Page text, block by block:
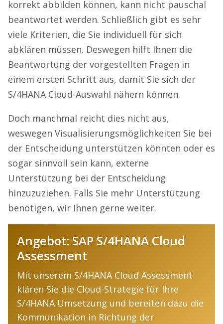
korrekt abbilden können, kann nicht pauschal
beantwortet werden. Schließlich gibt es sehr
viele Kriterien, die Sie individuell für sich
abklären müssen. Deswegen hilft Ihnen die
Beantwortung der vorgestellten Fragen in
einem ersten Schritt aus, damit Sie sich der
S/4HANA Cloud-Auswahl nähern können.
Doch manchmal reicht dies nicht aus,
weswegen Visualisierungsmöglichkeiten Sie bei
der Entscheidung unterstützen könnten oder es
sogar sinnvoll sein kann, externe
Unterstützung bei der Entscheidung
hinzuzuziehen. Falls Sie mehr Unterstützung
benötigen, wir Ihnen gerne weiter.
Angebot: SAP S/4HANA Cloud
Assessment
Mit unserem S/4HANA Cloud Assessment
klären Sie die Cloud-Strategie für Ihre
S/4HANA Umsetzung und bereiten dazu die
Kommunikation in Richtung der